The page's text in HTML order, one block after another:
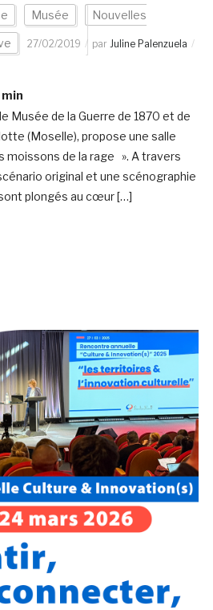
Musée Nouvelles
27/02/2019 par Juline Palenzuela
min
Musée de la Guerre de 1870 et de
(Moselle), propose une salle
moissons de la rage ». A travers
original et une scénographie
plongés au cœur […]